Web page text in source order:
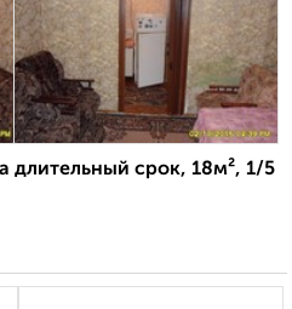
длительный срок, 18м², 1/5